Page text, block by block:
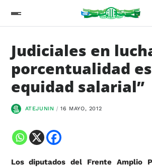
Judiciales en
porcentualidad es
equidad salarial”
ATEJUNIN 16 MAYO, 2012
Los diputados del Frente Amplio